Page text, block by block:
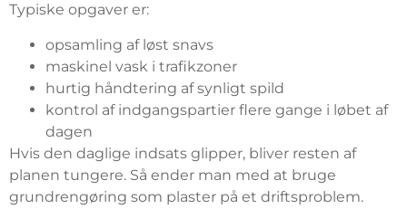
Typiske opgaver er:
opsamling af løst snavs
maskinel vask i trafikzoner
hurtig håndtering af synligt spild
kontrol af indgangspartier flere gange i løbet af
dagen
Hvis den daglige indsats glipper, bliver resten af
planen tungere. Så ender man med at bruge
grundrengøring som plaster på et driftsproblem.